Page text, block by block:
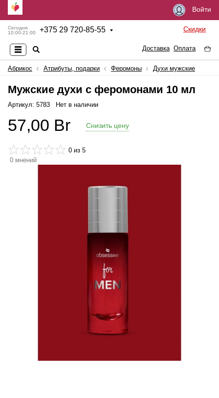
Войти
Сегодня
10:00-21:00
+375 29 720-85-55 Скидки
Доставка Оплата
Абрикос Атрибуты, подарки Феромоны Духи мужские
Мужские духи с феромонами 10 мл
Артикул: 5783 Нет в наличии
57,00 Br Снизить цену
0 из 5
0 мнений